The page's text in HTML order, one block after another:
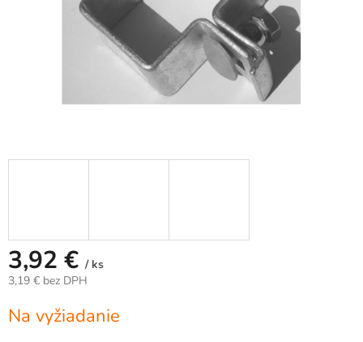
3,92 € / ks
3,19 € bez DPH
cena:
Na vyžiadanie